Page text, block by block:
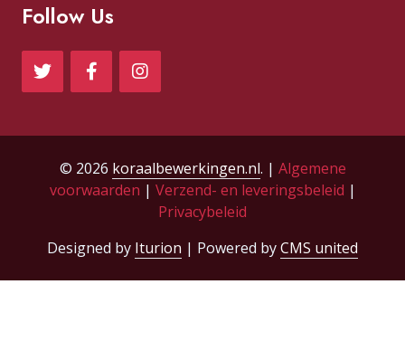
Follow Us
© 2026 koraalbewerkingen.nl. | Algemene
voorwaarden | Verzend- en leveringsbeleid |
Privacybeleid
Designed by Iturion | Powered byCMS united